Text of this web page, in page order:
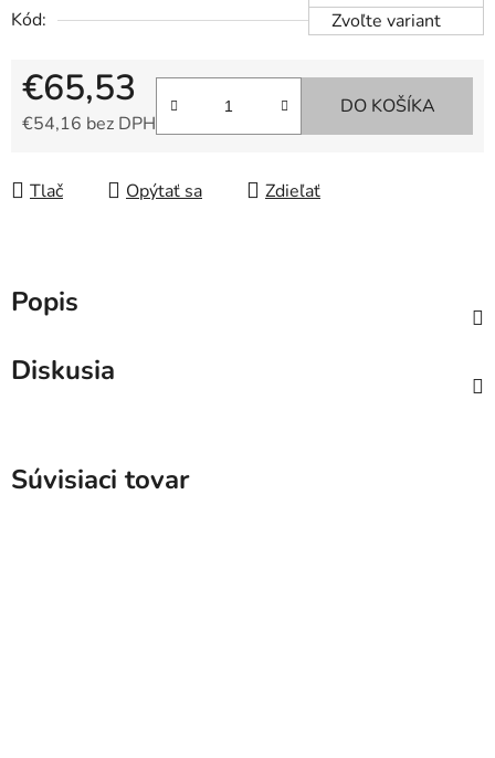
Kód:
Zvoľte variant
€65,53
€54,16 bez DPH
DO KOŠÍKA
Tlač Opýtať sa Zdieľať
Popis
Diskusia
Súvisiaci tovar